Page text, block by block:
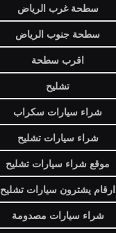
سطحة غرب الرياض
سطحة جنوب الرياض
اقرب سطحة
تشليح
شراء سيارات سكراب
شراء سيارات تشليح
موقع شراء سيارات تشليح
ارقام يشترون سيارات تشليح
شراء سيارات مصدومة